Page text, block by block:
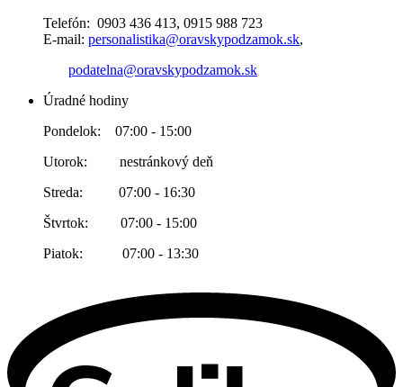
Telefón: 0903 436 413, 0915 988 723
E-mail: personalistika@oravskypodzamok.sk,
podatelna@oravskypodzamok.sk
Úradné hodiny
Pondelok: 07:00 - 15:00
Utorok: nestránkový deň
Streda: 07:00 - 16:30
Štvrtok: 07:00 - 15:00
Piatok: 07:00 - 13:30